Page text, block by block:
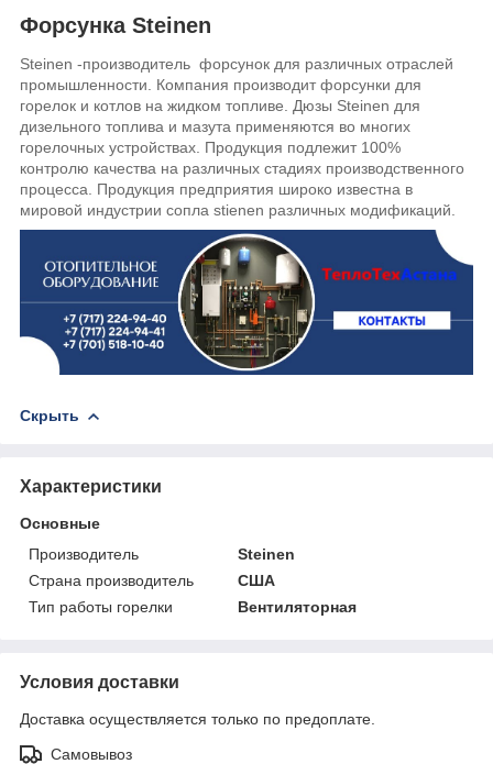
Форсунка Steinen
Steinen -производитель форсунок для различных отраслей
промышленности. Компания производит форсунки для
горелок и котлов на жидком топливе. Дюзы Steinen для
дизельного топлива и мазута применяются во многих
горелочных устройствах. Продукция подлежит 100%
контролю качества на различных стадиях производственного
процесса. Продукция предприятия широко известна в
мировой индустрии сопла stienen различных модификаций.
Скрыть
Характеристики
Основные
Производитель
Steinen
Страна производитель
США
Тип работы горелки
Вентиляторная
Условия доставки
Доставка осуществляется только по предоплате.
Самовывоз